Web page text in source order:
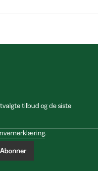
tilbud og de siste
.
Abonner